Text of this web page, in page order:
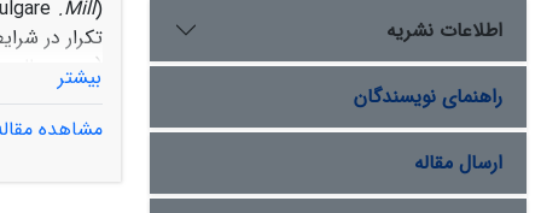
(
.Mill
تکرار در
اثر شوری و
بیشتر
مشاهده
اطلاعات نشریه
راهنمای نویسندگان
ارسال مقاله